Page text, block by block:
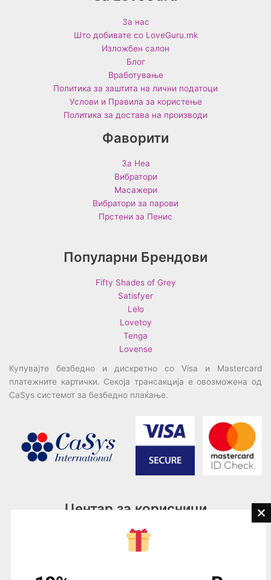
За нас
Што добивате со LoveGuru.mk
Изложбен салон
Блог
Вработување
Политика за заштита на лични податоци
Услови и Правила за користење
Политика за достава на производи
Фаворити
За Неа
Вибратори
Масажери
Вибратори за парови
Прстени за Пенис
Популарни Брендови
Fifty Shades of Grey
Satisfyer
Lelo
Lovetoy
Tenga
Lovense
Купувајте безбедно и дискретно со Visa и Mastercard
платежните картички. Секоја трансакција е овозможена од
CaSys системот за безбедно плаќање.
Центар за корисници
076945497; 076945498
contact@loveguru.mk